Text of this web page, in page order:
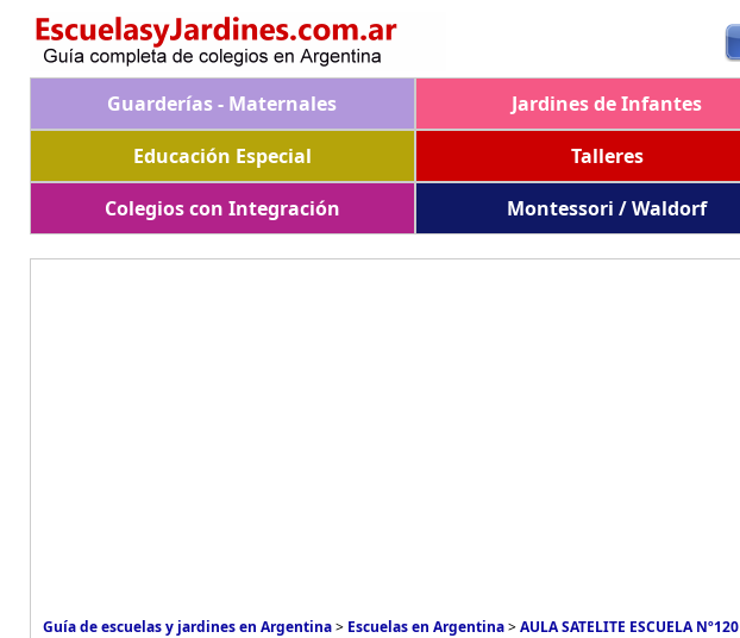
Guarderías - Maternales Jardines de Infantes
Educación Especial
Talleres
Colegios con Integración
Montessori / Waldorf
Guía de escuelas y jardines en Argentina> Escuelas en Argentina>AULA SATELITE ESCUELA Nº120